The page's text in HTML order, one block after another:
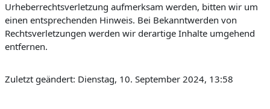
Urheberrechtsverletzung aufmerksam werden, bitten wir um
einen entsprechenden Hinweis. Bei Bekanntwerden von
Rechtsverletzungen werden wir derartige Inhalte umgehend
entfernen.
Zuletzt geändert: Dienstag, 10. September 2024, 13:58